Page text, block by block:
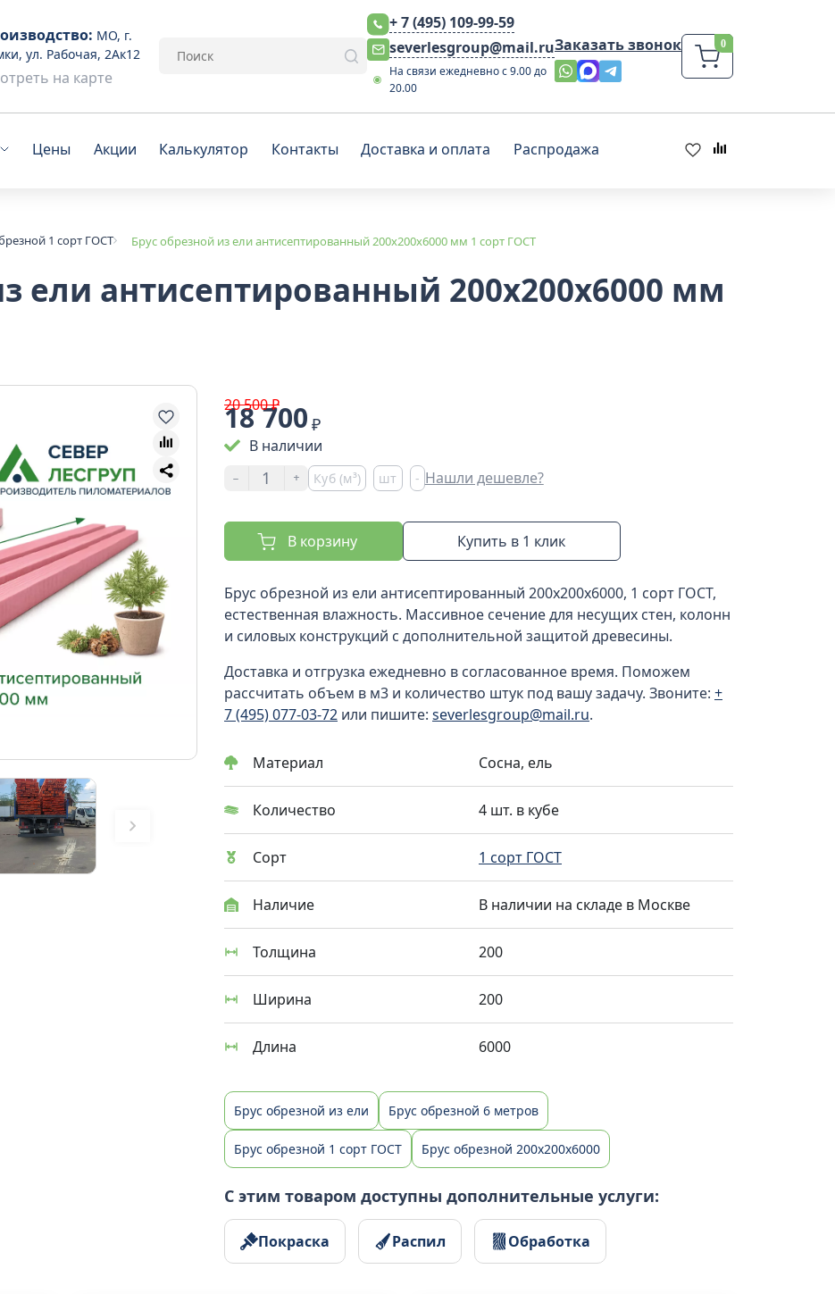
МО, г.
ул. Рабочая, 2Ак12
на карте
+ 7 (495) 109-99-59
severlesgroup@mail.ru
На связи ежедневно с 9.00 до
20.00
Заказать звонок
Цены Акции Калькулятор Контакты Доставка и оплата Распродажа
1 сорт ГОСТ Брус обрезной из ели антисептированный 200x200x6000 мм 1 сорт ГОСТ
ели антисептированный 200x200x6000 мм
20 500 ₽
18 700 ₽
В наличии
-
+ Куб (м³) шт - Нашли дешевле?
В корзину Купить в 1 клик
Брус обрезной из ели антисептированный 200x200x6000, 1 сорт ГОСТ,
естественная влажность. Массивное сечение для несущих стен, колонн
и силовых конструкций с дополнительной защитой древесины.
Доставка и отгрузка ежедневно в согласованное время. Поможем
рассчитать объем в м3 и количество штук под вашу задачу. Звоните: +
7 (495) 077-03-72 или пишите: severlesgroup@mail.ru.
Материал Сосна, ель
Количество 4 шт. в кубе
Сорт 1 сорт ГОСТ
Наличие В наличии на складе в Москве
Толщина 200
Ширина 200
Длина 6000
Брус обрезной из ели Брус обрезной 6 метров
Брус обрезной 1 сорт ГОСТ Брус обрезной 200x200х6000
С этим товаром доступны дополнительные услуги:
Покраска Распил Обработка